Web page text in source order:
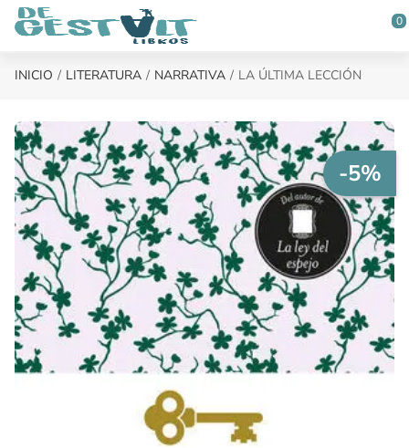
Saltar al contenido principal
0
INICIO LITERATURA NARRATIVA LA ÚLTIMA LECCIÓN
-5%